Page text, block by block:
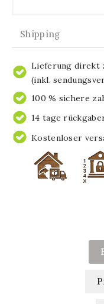
Shipping
Lieferung direkt
(inkl.
100 % sichere
14 tage
Kostenloser